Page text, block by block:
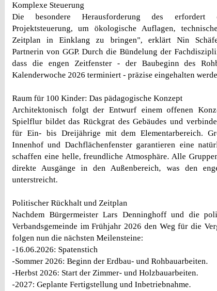
Komplexe Steuerung
Die besondere Herausforderung des erfordert
Projektsteuerung, um ökologische Auflagen,
Zeitplan in Einklang zu bringen", erklärt Nin
Partnerin von GGP. Durch die Bündelung der
dass die engen Zeitfenster - der Baubeginn des
Kalenderwoche 2026 terminiert - präzise eingehalten
Raum für 100 Kinder: Das pädagogische Konzept
Architektonisch folgt der Entwurf einem offenen
Spielflur bildet das Rückgrat des Gebäudes und
für Ein- bis Dreijährige mit dem Elementarbereich.
Innenhof und Dachflächenfenster garantieren eine
schaffen eine helle, freundliche Atmosphäre. Alle
direkte Ausgänge in den Außenbereich, was den
unterstreicht.
Politischer Rückhalt und Zeitplan
Nachdem Bürgermeister Lars Denninghoff und die
Verbandsgemeinde im Frühjahr 2026 den Weg für die
folgen nun die nächsten Meilensteine:
-16.06.2026: Spatenstich
-Sommer 2026: Beginn der Erdbau- und Rohbauarbeiten.
-Herbst 2026: Start der Zimmer- und Holzbauarbeiten.
-2027: Geplante Fertigstellung und Inbetriebnahme.